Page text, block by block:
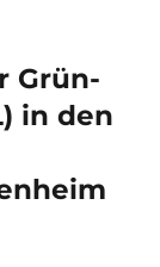
Grün-
in den